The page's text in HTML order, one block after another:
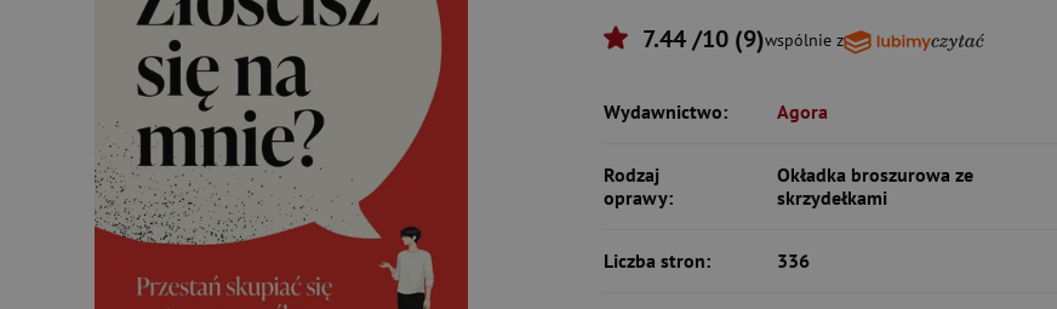
7.44 /10 (9)wspólnie z
Wydawnictwo: Agora
Rodzaj
oprawy:
Okładka broszurowa ze
skrzydełkami
Liczba stron: 336